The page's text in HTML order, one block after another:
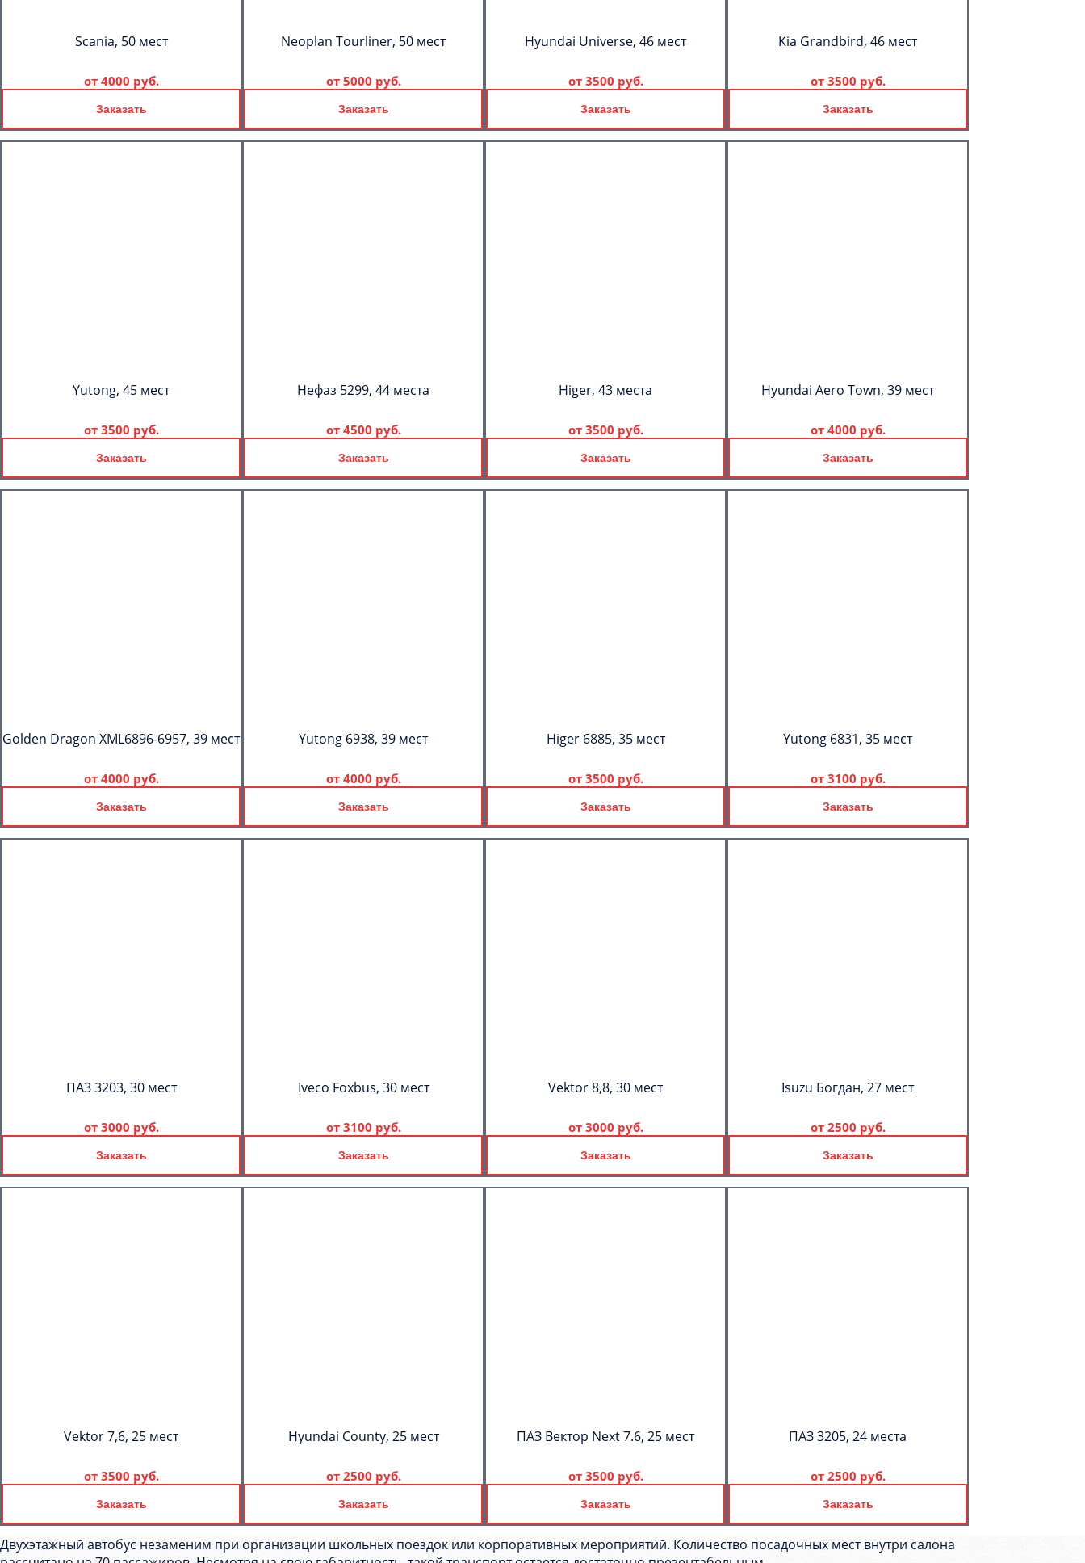
Scania, 50 мест
от 4000 руб.
Заказать
Neoplan Tourliner, 50 мест
от 5000 руб.
Заказать
Hyundai Universe, 46 мест
от 3500 руб.
Заказать
Kia Grandbird, 46 мест
от 3500 руб.
Заказать
Yutong, 45 мест
от 3500 руб.
Заказать
Нефаз 5299, 44 места
от 4500 руб.
Заказать
Higer, 43 места
от 3500 руб.
Заказать
Hyundai Aero Town, 39 мест
от 4000 руб.
Заказать
Golden Dragon XML6896-6957, 39 мест
от 4000 руб.
Заказать
Yutong 6938, 39 мест
от 4000 руб.
Заказать
Higer 6885, 35 мест
от 3500 руб.
Заказать
Yutong 6831, 35 мест
от 3100 руб.
Заказать
ПАЗ 3203, 30 мест
от 3000 руб.
Заказать
Iveco Foxbus, 30 мест
от 3100 руб.
Заказать
Vektor 8,8, 30 мест
от 3000 руб.
Заказать
Isuzu Богдан, 27 мест
от 2500 руб.
Заказать
Vektor 7,6, 25 мест
от 3500 руб.
Заказать
Hyundai County, 25 мест
от 2500 руб.
Заказать
ПАЗ Вектор Next 7.6, 25 мест
от 3500 руб.
Заказать
ПАЗ 3205, 24 места
от 2500 руб.
Заказать
Двухэтажный автобус незаменим при организации школьных поездок или корпоративных мероприятий. Количество посадочных мест внутри салона